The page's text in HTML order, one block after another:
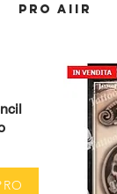
PRO AIIR